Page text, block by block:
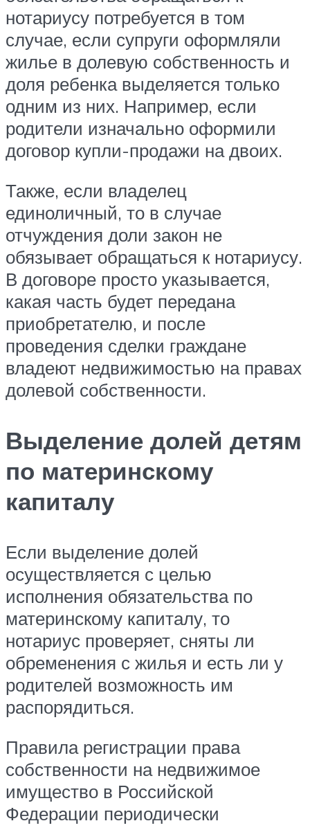
нотариусу потребуется в том
случае, если супруги оформляли
жилье в долевую собственность и
доля ребенка выделяется только
одним из них. Например, если
родители изначально оформили
договор купли-продажи на двоих.
Также, если владелец
единоличный, то в случае
отчуждения доли закон не
обязывает обращаться к нотариусу.
В договоре просто указывается,
какая часть будет передана
приобретателю, и после
проведения сделки граждане
владеют недвижимостью на правах
долевой собственности.
Выделение долей детям
по материнскому
капиталу
Если выделение долей
осуществляется с целью
исполнения обязательства по
материнскому капиталу, то
нотариус проверяет, сняты ли
обременения с жилья и есть ли у
родителей возможность им
распорядиться.
Правила регистрации права
собственности на недвижимое
имущество в Российской
Федерации периодически